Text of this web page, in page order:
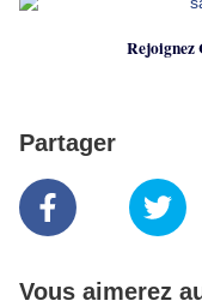
Rejoignez
Partager
Vous aimerez